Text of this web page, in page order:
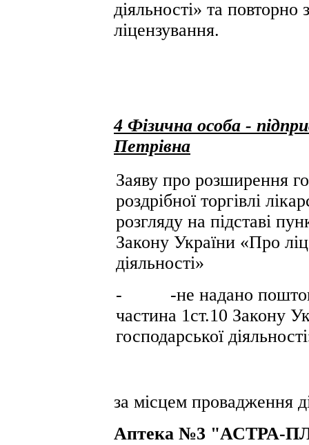
діяльності» та повторно
ліцензування.
4 Фізична особа -
Петрівна
Заяву про розширення
роздрібної торгівлі
розгляду на підставі
Закону України «Про
діяльності»
- -не надано
частина 1ст.10 Закону
господарської
за місцем провадження
Аптека №3 "АСТРА-